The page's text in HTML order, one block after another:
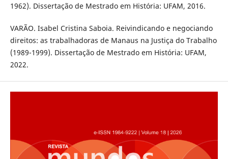
1962). Dissertação de Mestrado em História: UFAM, 2016.
VARÃO. Isabel Cristina Saboia. Reivindicando e negociando
direitos: as trabalhadoras de Manaus na Justiça do Trabalho
(1989-1999). Dissertação de Mestrado em História: UFAM,
2022.